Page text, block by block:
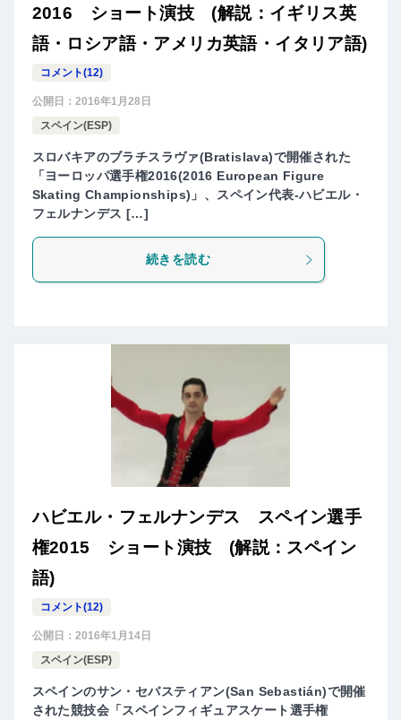
2016 ショート演技 (解説：イギリス英
語・ロシア語・アメリカ英語・イタリア語)
コメント(12)
公開日： 2016年1月28日
スペイン(ESP)
スロバキアのブラチスラヴァ(Bratislava)で開催された
「ヨーロッパ選手権2016(2016 European Figure
Skating Championships)」、スペイン代表-ハビエル・
フェルナンデス […]
続きを読む
ハビエル・フェルナンデス スペイン選手
権2015 ショート演技 (解説：スペイン
語)
コメント(12)
公開日： 2016年1月14日
スペイン(ESP)
スペインのサン・セバスティアン(San Sebastián)で開催
された競技会「スペインフィギュアスケート選手権